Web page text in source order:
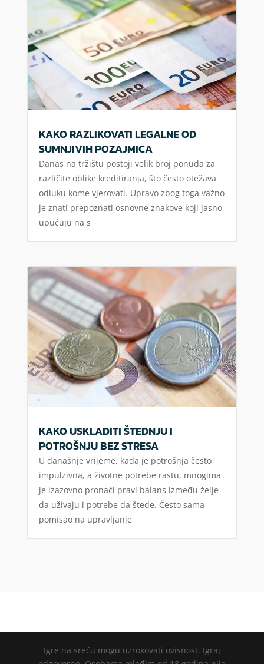
KAKO RAZLIKOVATI LEGALNE OD
SUMNJIVIH POZAJMICA
Danas na tržištu postoji velik broj ponuda za
različite oblike kreditiranja, što često otežava
odluku kome vjerovati. Upravo zbog toga važno
je znati prepoznati osnovne znakove koji jasno
upućuju na s
KAKO USKLADITI ŠTEDNJU I
POTROŠNJU BEZ STRESA
U današnje vrijeme, kada je potrošnja često
impulzivna, a životne potrebe rastu, mnogima
je izazovno pronaći pravi balans između želje
da uživaju i potrebe da štede. Često sama
pomisao na upravljanje
Igre na sreću mogu uzrokovati ovisnost. Igraj